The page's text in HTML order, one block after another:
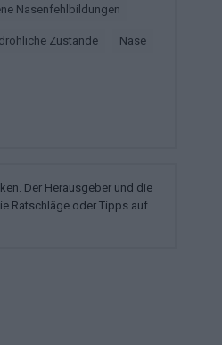
Nasenfehlbildungen
Zustände Nase
Der Herausgeber und die
Ratschläge oder Tipps auf